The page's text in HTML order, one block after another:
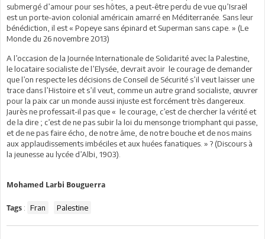
submergé d’amour pour ses hôtes, a peut-être perdu de vue qu’Israël
est un porte-avion colonial américain amarré en Méditerranée. Sans leur
bénédiction, il est « Popeye sans épinard et Superman sans cape. » (Le
Monde du 26 novembre 2013)
A l’occasion de la Journée Internationale de Solidarité avec la Palestine,
le locataire socialiste de l’Elysée, devrait avoir le courage de demander
que l’on respecte les décisions de Conseil de Sécurité s’il veut laisser une
trace dans l’Histoire et s’il veut, comme un autre grand socialiste, œuvrer
pour la paix car un monde aussi injuste est forcément très dangereux.
Jaurès ne professait-il pas que « le courage, c’est de chercher la vérité et
de la dire ; c’est de ne pas subir la loi du mensonge triomphant qui passe,
et de ne pas faire écho, de notre âme, de notre bouche et de nos mains
aux applaudissements imbéciles et aux huées fanatiques. » ? (Discours à
la jeunesse au lycée d’Albi, 1903).
Mohamed Larbi Bouguerra
Tags : Fran Palestine